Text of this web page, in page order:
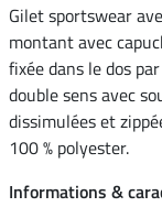
Gilet sportswear
montant avec
fixée dans le dos
double sens avec
dissimulées et
100 % polyester.
Informations &